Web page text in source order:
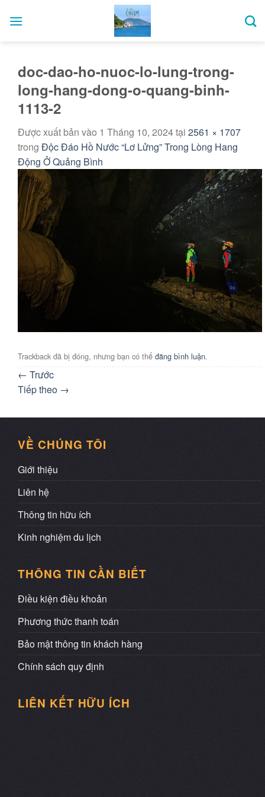
qua
doc-dao-ho-nuoc-lo-lung-trong-
long-hang-dong-o-quang-binh-
1113-2
Được xuất bản vào 1 Tháng 10, 2024tại 2561 × 1707
trong Độc Đáo Hồ Nước “Lơ Lửng” Trong Lòng Hang
Động Ở Quảng Bình
Trackback đã bị đóng, nhưng bạn có thể đăng bình luận.
← Trước
Tiếp theo →
VỀ CHÚNG TÔI
Giới thiệu
Liên hệ
Thông tin hữu ích
Kinh nghiệm du lịch
THÔNG TIN CẦN BIẾT
Điều kiện điều khoản
Phương thức thanh toán
Bảo mật thông tin khách hàng
Chính sách quy định
LIÊN KẾT HỮU ÍCH